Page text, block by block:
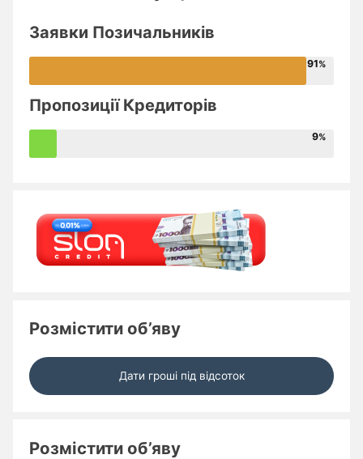
Заявки Позичальників
91
Пропозиції Кредиторів
9
Розмістити об’яву
Дати гроші під відсоток
Розмістити об’яву